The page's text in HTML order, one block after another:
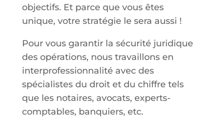
objectifs. Et parce que vous êtes
unique, votre stratégie le sera aussi !
Pour vous garantir la sécurité juridique
des opérations, nous travaillons en
interprofessionnalité avec des
spécialistes du droit et du chiffre tels
que les notaires, avocats, experts-
comptables, banquiers, etc.